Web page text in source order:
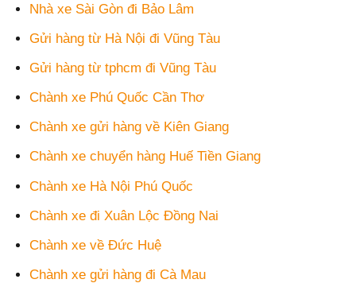
Nhà xe Sài Gòn đi Bảo Lâm
Gửi hàng từ Hà Nội đi Vũng Tàu
Gửi hàng từ tphcm đi Vũng Tàu
Chành xe Phú Quốc Cần Thơ
Chành xe gửi hàng về Kiên Giang
Chành xe chuyển hàng Huế Tiền Giang
Chành xe Hà Nội Phú Quốc
Chành xe đi Xuân Lộc Đồng Nai
Chành xe về Đức Huệ
Chành xe gửi hàng đi Cà Mau